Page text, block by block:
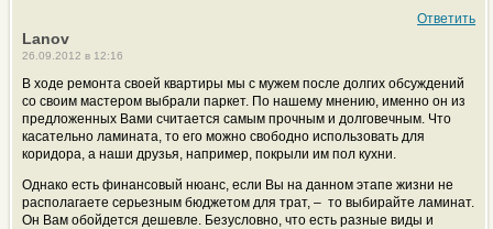
Ответить
Lanov
26.09.2012 в 12:16
В ходе ремонта своей квартиры мы с мужем после долгих обсуждений
со своим мастером выбрали паркет. По нашему мнению, именно он из
предложенных Вами считается самым прочным и долговечным. Что
касательно ламината, то его можно свободно использовать для
коридора, а наши друзья, например, покрыли им пол кухни.
Однако есть финансовый нюанс, если Вы на данном этапе жизни не
располагаете серьезным бюджетом для трат, – то выбирайте ламинат.
Он Вам обойдется дешевле. Безусловно, что есть разные виды и